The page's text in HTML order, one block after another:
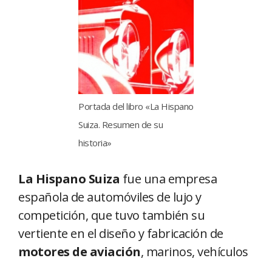
Portada del libro «La Hispano
Suiza. Resumen de su
historia»
La Hispano Suiza fue una empresa
española de automóviles de lujo y
competición, que tuvo también su
vertiente en el diseño y fabricación de
motores de aviación, marinos, vehículos